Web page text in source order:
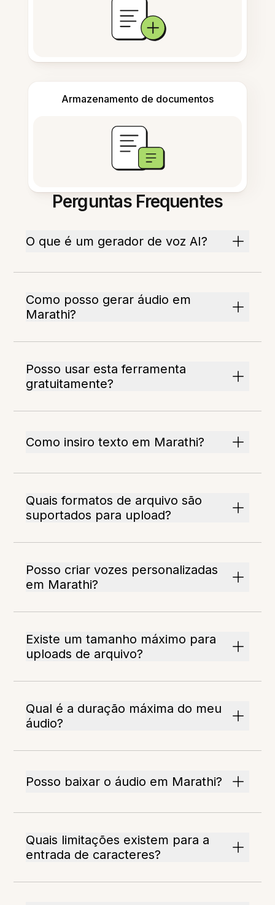
Armazenamento de documentos
Perguntas Frequentes
O que é um gerador de voz AI?
Como posso gerar áudio em
Marathi?
Posso usar esta ferramenta
gratuitamente?
Como insiro texto em Marathi?
Quais formatos de arquivo são
suportados para upload?
Posso criar vozes personalizadas
em Marathi?
Existe um tamanho máximo para
uploads de arquivo?
Qual é a duração máxima do meu
áudio?
Posso baixar o áudio em Marathi?
Quais limitações existem para a
entrada de caracteres?